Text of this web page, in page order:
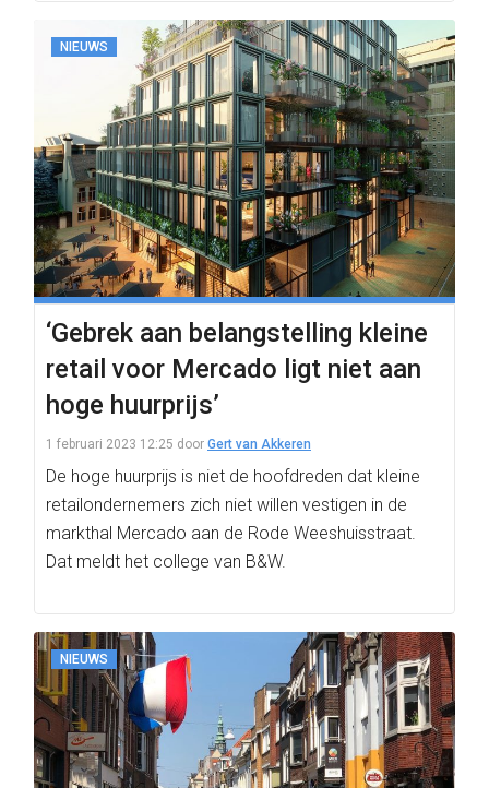
NIEUWS
‘Gebrek aan belangstelling kleine
retail voor Mercado ligt niet aan
hoge huurprijs’
1 februari 2023 12:25 door Gert van Akkeren
De hoge huurprijs is niet de hoofdreden dat kleine
retailondernemers zich niet willen vestigen in de
markthal Mercado aan de Rode Weeshuisstraat.
Dat meldt het college van B&W.
NIEUWS